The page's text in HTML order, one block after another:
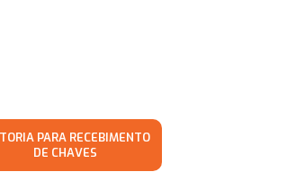
PARA RECEBIMENTO
DE CHAVES